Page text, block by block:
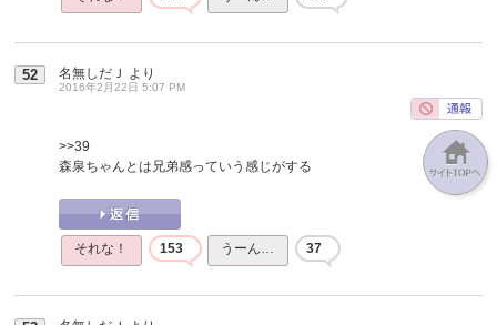
52 名無しだＪ より
2016年2月22日 5:07 PM
>>39
森泉ちゃんとは兄弟感っていう感じがする
それな！ 153 うーん… 37